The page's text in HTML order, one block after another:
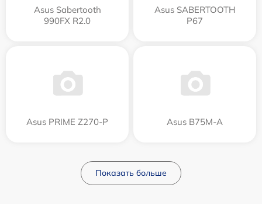
Asus Sabertooth
990FX R2.0
Asus SABERTOOTH
P67
Asus PRIME Z270-P Asus B75M-A
Показать больше